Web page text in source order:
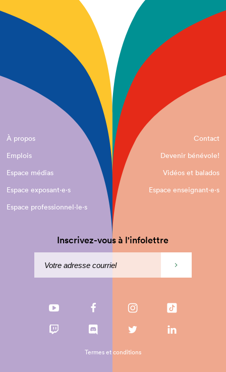
À propos
Contact
Emplois
Devenir bénévole!
Espace médias
Vidéos et balados
Espace exposant·e⋅s
Espace enseignant·e⋅s
Espace professionnel·le⋅s
Inscrivez-vous à l'infolettre
Termes et conditions